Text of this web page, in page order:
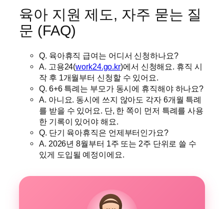
육아 지원 제도, 자주 묻는 질
문 (FAQ)
Q. 육아휴직 급여는 어디서 신청하나요?
A. 고용24(work24.go.kr)에서 신청해요. 휴직 시
작 후 1개월부터 신청할 수 있어요.
Q. 6+6 특례는 부모가 동시에 휴직해야 하나요?
A. 아니요. 동시에 쓰지 않아도 각자 6개월 특례
를 받을 수 있어요. 단, 한 쪽이 먼저 특례를 사용
한 기록이 있어야 해요.
Q. 단기 육아휴직은 언제부터인가요?
A. 2026년 8월부터 1주 또는 2주 단위로 쓸 수
있게 도입될 예정이에요.